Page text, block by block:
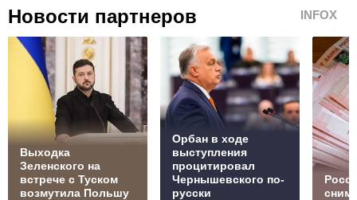
Новости партнеров INFOX
Выходка
Зеленского на
встрече с Туском
возмутила Польшу
Орбан в ходе
выступления
процитировал
Чернышевского по-
русски